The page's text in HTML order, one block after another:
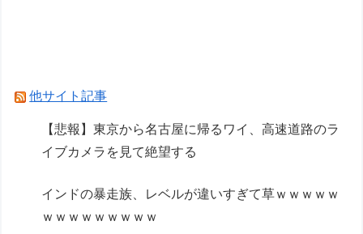
他サイト記事
【悲報】東京から名古屋に帰るワイ、高速道路のラ
イブカメラを見て絶望する
インドの暴走族、レベルが違いすぎて草ｗｗｗｗｗ
ｗｗｗｗｗｗｗｗｗ